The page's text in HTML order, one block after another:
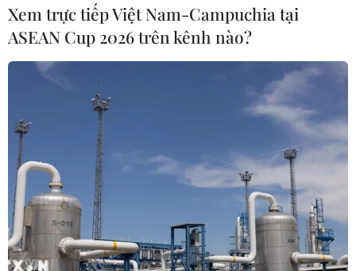
Tiên La (xã Đức Giang, huyện Yên Dũng,
Bắc Giang), Lễ hội Gầu tào của người Mông
(các huyện Trạm Tấu, Mù Cang Chải, Văn
Ở loại hình Nghề thủ công truyền thống, có
Nghề làm nhang (tỉnh Tây Ninh), Nghề làm
chiếu Cà Hom của người Khmer (xã Hàm
Tân, huyện Trà Cú, Trà Vinh), Nghề làm
gốm ở Sa Huỳnh (xã Phổ Khánh, thị xã Đức
Phổ, Quảng Ngãi), Nghề dệt thổ cẩm của
người Mường (các xã Kim Thượng, Xuân
Đài, huyện Tân Sơn, Phú Thọ), nghề ướp
Xem trực tiếp Việt Nam-Campuchia tại
ASEAN Cup 2026 trên kênh nào?